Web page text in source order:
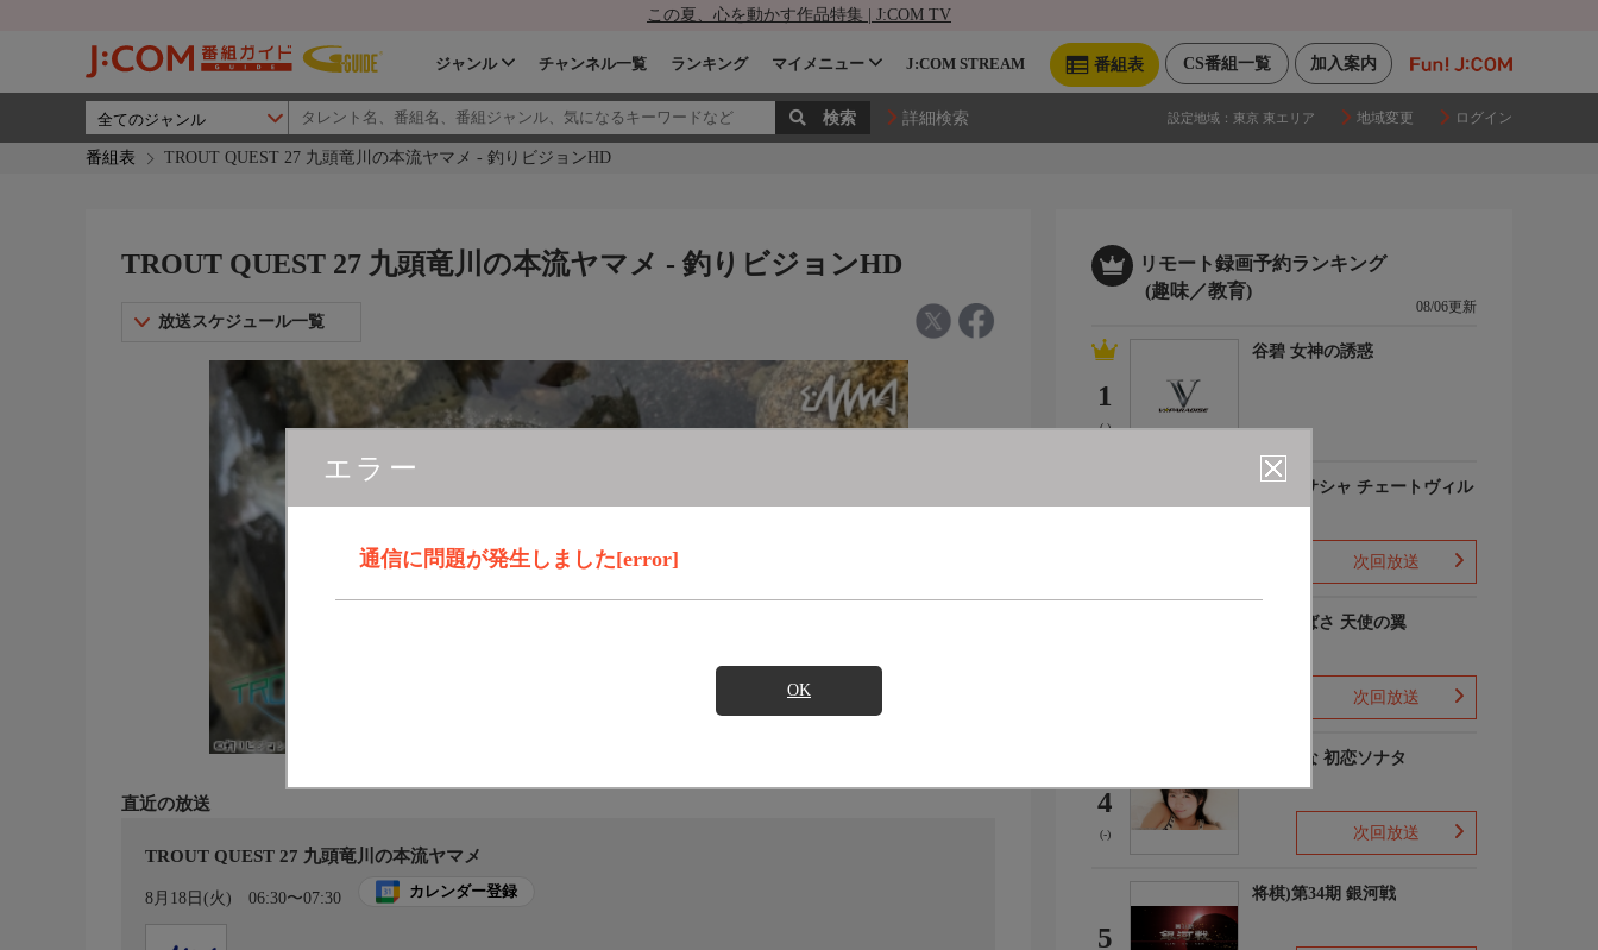
この夏、心を動かす作品特集 | J:COM TV
加入案内
CS番組一覧
番組表
ジャンル チャンネル一覧 ランキング マイメニュー J:COM STREAM
詳細検索 設定地域： 東京 東エリア 地域変更 ログイン
番組表 TROUT QUEST 27 九頭竜川の本流ヤマメ - 釣りビジョンHD
エラー
通信に問題が発生しました[error]
OK
TROUT QUEST 27 九頭竜川の本流ヤマメ - 釣りビジョンHD
放送スケジュール一覧
直近の放送
TROUT QUEST 27 九頭竜川の本流ヤマメ
8月18日(火) 06:30〜07:30 カレンダー登録
リモート録画予約ランキング
(趣味／教育)
08/06更新
1
(-)
谷碧 女神の誘惑
百合川サシャ チェートヴィル
次回放送
羽川つばさ 天使の翼
次回放送
4
(-)
秋田そな 初恋ソナタ
次回放送
5
将棋)第34期 銀河戦